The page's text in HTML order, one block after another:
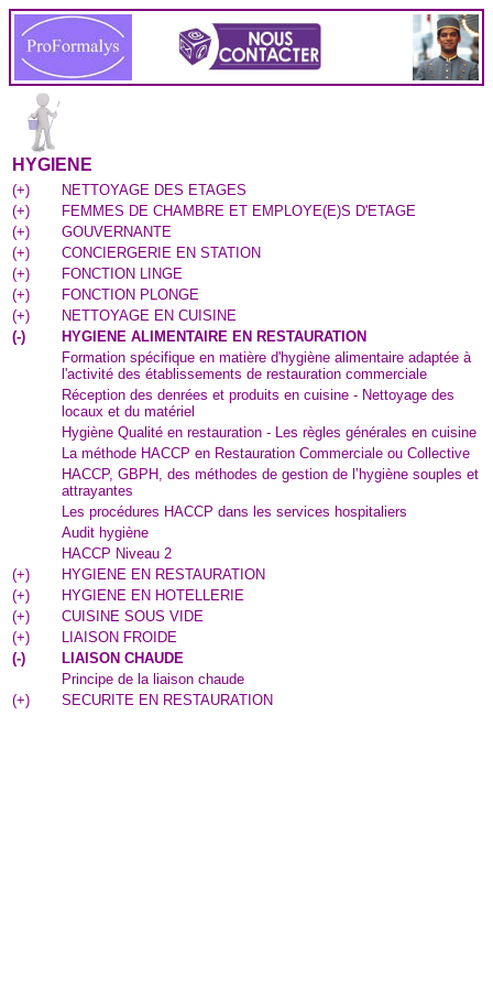
HYGIENE
(+)
NETTOYAGE DES ETAGES
(+)
FEMMES DE CHAMBRE ET EMPLOYE(E)S D'ETAGE
(+)
GOUVERNANTE
(+)
CONCIERGERIE EN STATION
(+)
FONCTION LINGE
(+)
FONCTION PLONGE
(+)
NETTOYAGE EN CUISINE
(-)
HYGIENE ALIMENTAIRE EN RESTAURATION
Formation spécifique en matière d'hygiène alimentaire adaptée à
l'activité des établissements de restauration commerciale
Réception des denrées et produits en cuisine - Nettoyage des
locaux et du matériel
Hygiène Qualité en restauration - Les règles générales en cuisine
La méthode HACCP en Restauration Commerciale ou Collective
HACCP, GBPH, des méthodes de gestion de l’hygiène souples et
attrayantes
Les procédures HACCP dans les services hospitaliers
Audit hygiène
HACCP Niveau 2
(+)
HYGIENE EN RESTAURATION
(+)
HYGIENE EN HOTELLERIE
(+)
CUISINE SOUS VIDE
(+)
LIAISON FROIDE
(-)
LIAISON CHAUDE
Principe de la liaison chaude
(+) SECURITE EN RESTAURATION